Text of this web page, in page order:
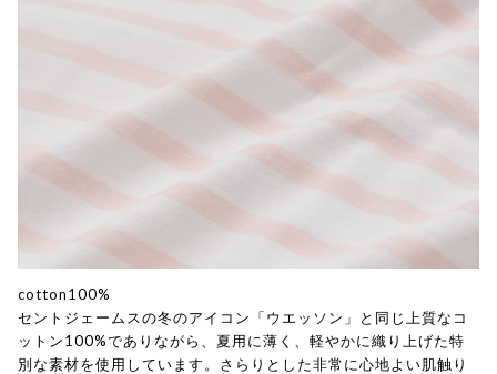
cotton100%
セントジェームスの冬のアイコン「ウエッソン」と同じ上質なコ
ットン100%でありながら、夏用に薄く、軽やかに織り上げた特
別な素材を使用しています。さらりとした非常に心地よい肌触り